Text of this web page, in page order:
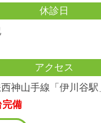
休診日
アクセス
神山手線「伊川谷駅
完備